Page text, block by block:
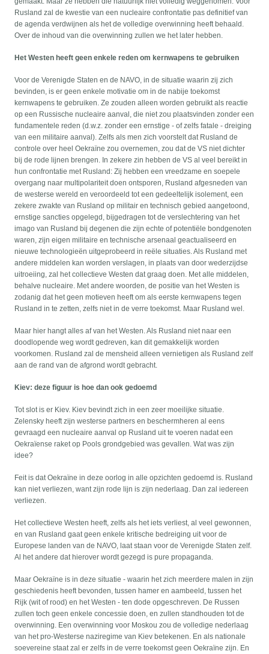
Rusland zal de kwestie van een nucleaire confrontatie pas definitief van
de agenda verdwijnen als het de volledige overwinning heeft behaald.
Over de inhoud van die overwinning zullen we het later hebben.
Het Westen heeft geen enkele reden om kernwapens te gebruiken
Voor de Verenigde Staten en de NAVO, in de situatie waarin zij zich
bevinden, is er geen enkele motivatie om in de nabije toekomst
kernwapens te gebruiken. Ze zouden alleen worden gebruikt als reactie
op een Russische nucleaire aanval, die niet zou plaatsvinden zonder een
fundamentele reden (d.w.z. zonder een ernstige - of zelfs fatale - dreiging
van een militaire aanval). Zelfs als men zich voorstelt dat Rusland de
controle over heel Oekraïne zou overnemen, zou dat de VS niet dichter
bij de rode lijnen brengen. In zekere zin hebben de VS al veel bereikt in
hun confrontatie met Rusland: Zij hebben een vreedzame en soepele
overgang naar multipolariteit doen ontsporen, Rusland afgesneden van
de westerse wereld en veroordeeld tot een gedeeltelijk isolement, een
zekere zwakte van Rusland op militair en technisch gebied aangetoond,
ernstige sancties opgelegd, bijgedragen tot de verslechtering van het
imago van Rusland bij degenen die zijn echte of potentiële bondgenoten
waren, zijn eigen militaire en technische arsenaal geactualiseerd en
nieuwe technologieën uitgeprobeerd in reële situaties. Als Rusland met
andere middelen kan worden verslagen, in plaats van door wederzijdse
uitroeiing, zal het collectieve Westen dat graag doen. Met alle middelen,
behalve nucleaire. Met andere woorden, de positie van het Westen is
zodanig dat het geen motieven heeft om als eerste kernwapens tegen
Rusland in te zetten, zelfs niet in de verre toekomst. Maar Rusland wel.
Maar hier hangt alles af van het Westen. Als Rusland niet naar een
doodlopende weg wordt gedreven, kan dit gemakkelijk worden
voorkomen. Rusland zal de mensheid alleen vernietigen als Rusland zelf
aan de rand van de afgrond wordt gebracht.
Kiev: deze figuur is hoe dan ook gedoemd
Tot slot is er Kiev. Kiev bevindt zich in een zeer moeilijke situatie.
Zelensky heeft zijn westerse partners en beschermheren al eens
gevraagd een nucleaire aanval op Rusland uit te voeren nadat een
Oekraïense raket op Pools grondgebied was gevallen. Wat was zijn
idee?
Feit is dat Oekraïne in deze oorlog in alle opzichten gedoemd is. Rusland
kan niet verliezen, want zijn rode lijn is zijn nederlaag. Dan zal iedereen
verliezen.
Het collectieve Westen heeft, zelfs als het iets verliest, al veel gewonnen,
en van Rusland gaat geen enkele kritische bedreiging uit voor de
Europese landen van de NAVO, laat staan voor de Verenigde Staten zelf.
Al het andere dat hierover wordt gezegd is pure propaganda.
Maar Oekraïne is in deze situatie - waarin het zich meerdere malen in zijn
geschiedenis heeft bevonden, tussen hamer en aambeeld, tussen het
Rijk (wit of rood) en het Westen - ten dode opgeschreven. De Russen
zullen toch geen enkele concessie doen, en zullen standhouden tot de
overwinning. Een overwinning voor Moskou zou de volledige nederlaag
van het pro-Westerse naziregime van Kiev betekenen. En als nationale
soevereine staat zal er zelfs in de verre toekomst geen Oekraïne zijn. En